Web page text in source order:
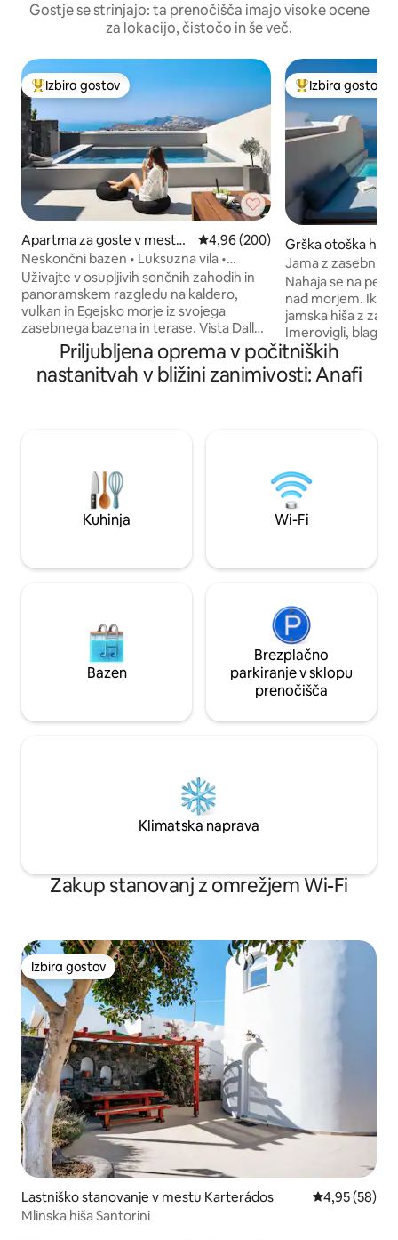
Gostje se strinjajo: ta prenočišča imajo visoke ocene
za lokacijo, čistočo in še več.
Najbolj priljubljena prenočišča z značko »Izbira gostov«
Izbira gostov
Apartma za goste v mestu
Pyrgos Kallistis
Povprečna ocena: 4,96 od 5, št.
4,96 (200)
Neskončni bazen • Luksuzna vila •
Pogled na morje
Uživajte v osupljivih sončnih zahodih in
panoramskem razgledu na kaldero,
vulkan in Egejsko morje iz svojega
zasebnega bazena in terase. Vista Dall
Alto se nahaja v Pyrgosu in združuje
zasebnost, udobje in enostaven dostop
do vsakega kotička Santorinija. Vila ima 2
medtem ko se sproščate ob zasebnem
bazenu in uživate v razgledu na sončni
Najbolj
Izbira gostov
Grška otoška
ovigli
Jama z zasebnim
Nahaja se na
nad morjem. Ikia
jamska hiša z
Imerovigli,
razgledom na
za odkrivanje
Popolnoma
izdelano pohištvo
ponuja obilen
zaprtih prostorih.
Priljubljena oprema v počitniških
nastanitvah v bližini zanimivosti: Anafi
Kuhinja Wi-Fi
Bazen
Brezplačno
parkiranje v sklopu
prenočišča
Klimatska naprava
Zakup stanovanj z omrežjem Wi-Fi
Izbira gostov
Izbira gostov
Lastniško stanovanje v mestu Karterádos Povprečna
4,95 (58)
Mlinska hiša Santorini